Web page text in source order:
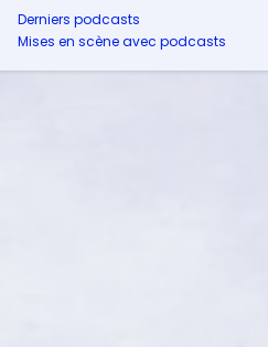
Derniers podcasts
Mises en scène avec podcasts